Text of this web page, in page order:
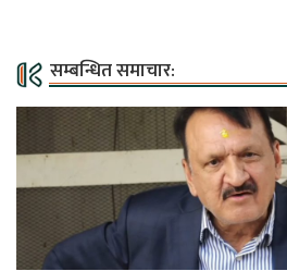
सम्बन्धित समाचार: